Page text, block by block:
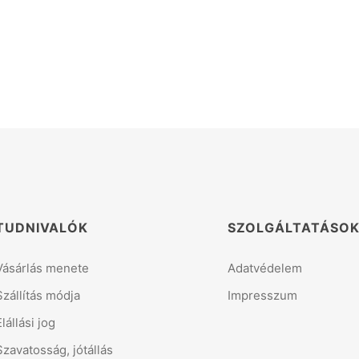
menete
módja
jog
jótállás
SZOLGÁLTATÁSOK
Adatvédelem
Impresszum